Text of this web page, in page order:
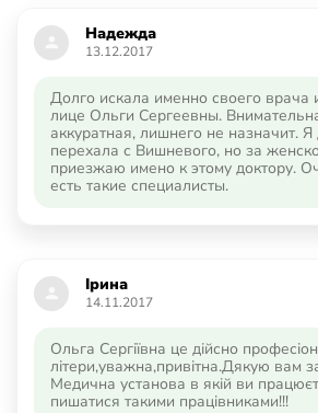
Долго искала именно своего врача
лице Ольги Сергеевны.
аккуратная, лишнего не назначит.
перехала с Вишневого, но за
приезжаю имено к этому доктору.
есть такие специалисты.
13.12.2017
Надежда
Ольга Сергіївна це дійсно
літери,уважна,привітна.Дякую вам
Медична установа в якій ви
пишатися такими працівниками!!!
14.11.2017
Ірина